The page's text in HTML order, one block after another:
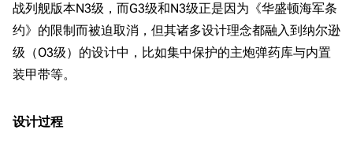
战列舰版本N3级，而G3级和N3级正是因为《华盛顿海军条
约》的限制而被迫取消，但其诸多设计理念都融入到纳尔逊
级（O3级）的设计中，比如集中保护的主炮弹药库与内置
装甲带等。
设计过程